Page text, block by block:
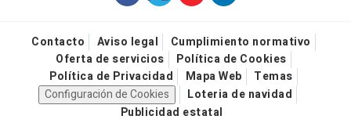
Contacto Aviso legal
Cumplimiento normativo
Oferta de servicios
Política de Cookies
Política de Privacidad
Mapa Web
Temas
Configuración de Cookies
Loteria de navidad
Publicidad estatal